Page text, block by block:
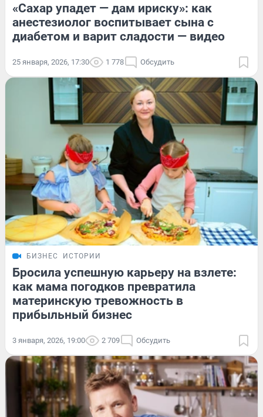
«Сахар упадет — дам ириску»: как
анестезиолог воспитывает сына с
диабетом и варит сладости — видео
25 января, 2026, 17:30 1 778 Обсудить
БИЗНЕС ИСТОРИИ
Бросила успешную карьеру на взлете:
как мама погодков превратила
материнскую тревожность в
прибыльный бизнес
3 января, 2026, 19:00 2 709 Обсудить